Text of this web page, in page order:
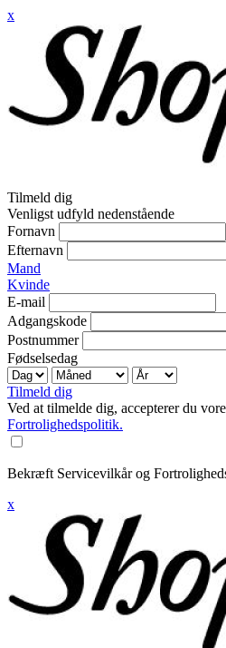
x
Tilmeld dig
Venligst udfyld nedenstående
Fornavn
Efternavn
Mand
Kvinde
E-mail
Adgangskode
Postnummer
Fødselsedag
Tilmeld dig
Ved at tilmelde dig, accepterer du
Fortrolighedspolitik.
Bekræft Servicevilkår og
x